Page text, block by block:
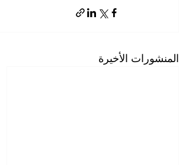
المنشورات الأخيرة